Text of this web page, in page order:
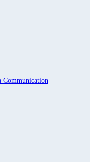
Communication